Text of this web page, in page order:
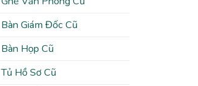
Bàn Giám Đốc Cũ
Bàn Họp Cũ
Tủ Hồ Sơ Cũ